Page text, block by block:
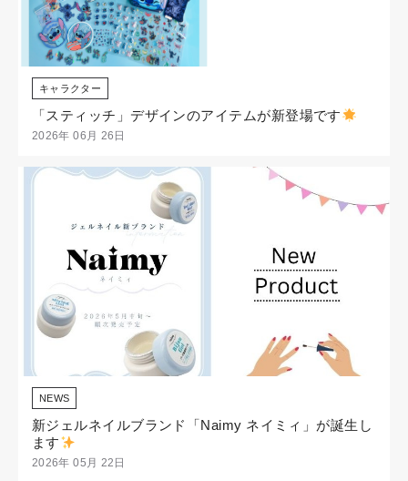
キャラクター
「スティッチ」デザインのアイテムが新登場です
2026年 06月 26日
NEWS
新ジェルネイルブランド「Naimy ネイミィ」が誕生し
ます
2026年 05月 22日